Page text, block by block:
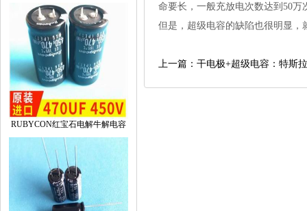
RUBYCON红宝石电解牛解电容
命要长，一般充放电次数达到50万
但是，超级电容的缺陷也很明显，
上一篇：干电极+超级电容：特斯